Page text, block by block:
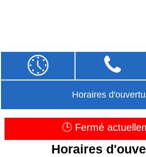
Horaires
🕒 Fermé
Horaires